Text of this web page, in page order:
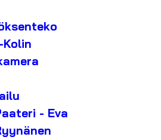
Kolin
- Eva